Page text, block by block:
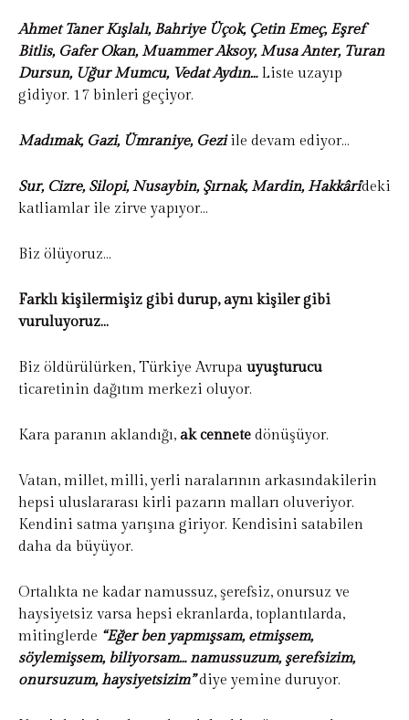
Ahmet Taner Kışlalı, Bahriye Üçok, Çetin Emeç, Eşref
Bitlis, Gafer Okan, Muammer Aksoy, Musa Anter, Turan
Dursun, Uğur Mumcu, Vedat Aydın… Liste uzayıp
gidiyor. 17 binleri geçiyor.
Madımak, Gazi, Ümraniye, Geziile devam ediyor…
Sur, Cizre, Silopi, Nusaybin, Şırnak, Mardin, Hakkâri’deki
katliamlar ile zirve yapıyor…
Biz ölüyoruz…
Farklı kişilermişiz gibi durup, aynı kişiler gibi
vuruluyoruz…
Biz öldürülürken, Türkiye Avrupa uyuşturucu
ticaretinin dağıtım merkezi oluyor.
Kara paranın aklandığı, ak cennete dönüşüyor.
Vatan, millet, milli, yerli naralarının arkasındakilerin
hepsi uluslararası kirli pazarın malları oluveriyor.
Kendini satma yarışına giriyor. Kendisini satabilen
daha da büyüyor.
Ortalıkta ne kadar namussuz, şerefsiz, onursuz ve
haysiyetsiz varsa hepsi ekranlarda, toplantılarda,
mitinglerde “Eğer ben yapmışsam, etmişsem,
söylemişsem, biliyorsam… namussuzum, şerefsizim,
onursuzum, haysiyetsizim”diye yemine duruyor.